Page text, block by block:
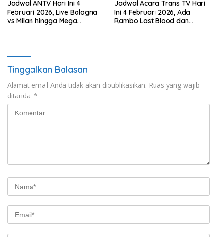
Jadwal ANTV Hari Ini 4
Februari 2026, Live Bologna
vs Milan hingga Mega
Jadwal Acara Trans TV Hari
Ini 4 Februari 2026, Ada
Rambo Last Blood dan
Tinggalkan Balasan
Alamat email Anda tidak akan dipublikasikan. Ruas yang wajib
ditandai *